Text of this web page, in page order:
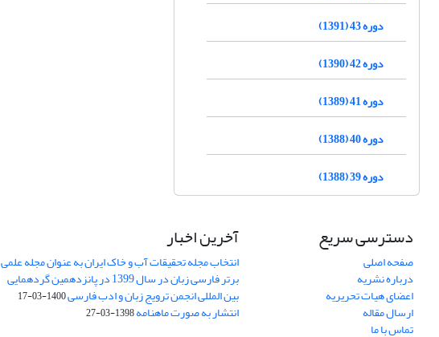
دوره 43 (1391)
دوره 42 (1390)
دوره 41 (1389)
دوره 40 (1388)
دوره 39 (1388)
دسترسی سریع
صفحه اصلی
درباره نشریه
اعضای هیات تحریریه
ارسال مقاله
تماس با ما
آخرین اخبار
انتخاب مجله تحقیقات آب و خاک ایران به عنوان مجله علمی
برتر فارسی زبان در سال 1399 در پانزدهمین گردهمایی
بین المللی انجمن ترویج زبان و ادب فارسی1400-03-17
انتشار به صورت ماهنامه1398-03-27